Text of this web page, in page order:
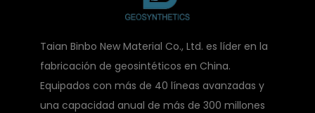
Taian Binbo New Material Co., Ltd. es líder en la
fabricación de geosintéticos en China.
Equipados con más de 40 líneas avanzadas y
una capacidad anual de más de 300 millones